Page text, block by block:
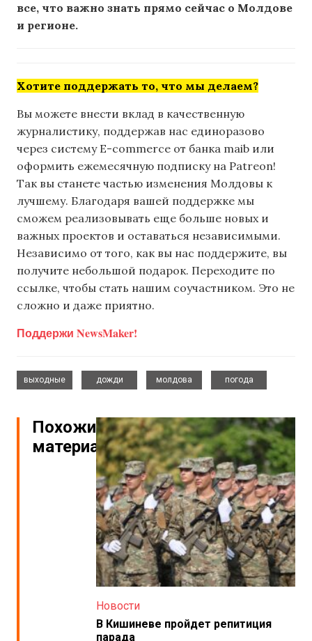
все, что важно знать прямо сейчас о Молдове
и регионе.
Хотите поддержать то, что мы делаем?
Вы можете внести вклад в качественную
журналистику, поддержав нас единоразово
через систему E-commerce от банка maib или
оформить ежемесячную подписку на Patreon!
Так вы станете частью изменения Молдовы к
лучшему. Благодаря вашей поддержке мы
сможем реализовывать еще больше новых и
важных проектов и оставаться независимыми.
Независимо от того, как вы нас поддержите, вы
получите небольшой подарок. Переходите по
ссылке, чтобы стать нашим соучастником. Это не
сложно и даже приятно.
Поддержи NewsMaker!
выходные
дожди
молдова
погода
Похожие
материалы
Новости
В Кишиневе пройдет репитиция
парада